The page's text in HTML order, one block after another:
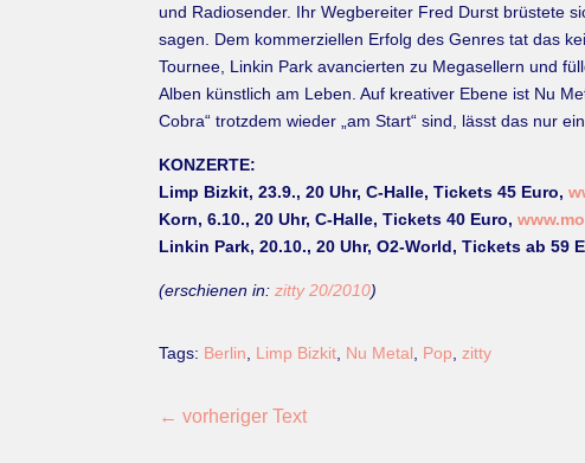
und Radiosender. Ihr Wegbereiter Fred Durst brüstete
sagen. Dem kommerziellen Erfolg des Genres tat das
Tournee, Linkin Park avancierten zu Megasellern und
Alben künstlich am Leben. Auf kreativer Ebene ist Nu
Cobra“ trotzdem wieder „am Start“ sind, lässt das nur
KONZERTE:
Limp Bizkit, 23.9., 20 Uhr, C-Halle, Tickets 45 Euro,
Korn, 6.10., 20 Uhr, C-Halle, Tickets 40 Euro,
Linkin Park, 20.10., 20 Uhr, O2-World, Tickets ab 59
(erschienen in:zitty 20/2010)
Tags: Berlin, Limp Bizkit, Nu Metal, Pop,zitty
←vorheriger Text